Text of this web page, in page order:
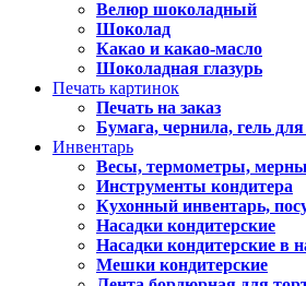
Велюр шоколадный
Шоколад
Какао и какао-масло
Шоколадная глазурь
Печать картинок
Печать на заказ
Бумага, чернила, гель
Инвентарь
Весы, термометры,
Инструменты кондитера
Кухонный инвентарь,
Насадки кондитерские
Насадки кондитерские в
Мешки кондитерские